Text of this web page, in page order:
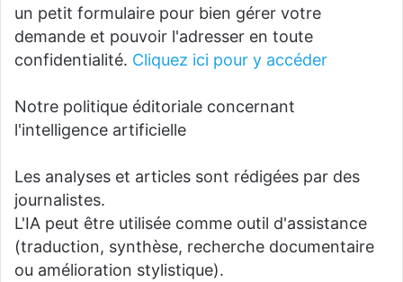
un petit formulaire pour bien gérer votre
demande et pouvoir l'adresser en toute
confidentialité. Cliquez ici pour y accéder
Notre politique éditoriale concernant
l'intelligence artificielle
Les analyses et articles sont rédigées par des
journalistes.
L'IA peut être utilisée comme outil d'assistance
(traduction, synthèse, recherche documentaire
ou amélioration stylistique).